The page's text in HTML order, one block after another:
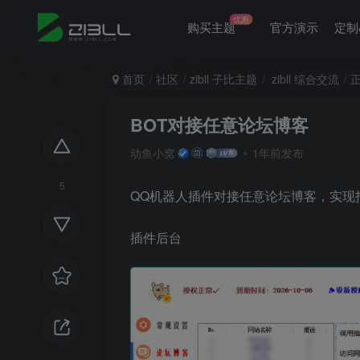
购买主题优惠 官方演示 定
5
首页 社区 zibll 子比主题 zibll 综合交流
BOT对接任意论坛博客
动鱼小窝 1年前发布
QQ机器人插件对接任意论坛博客，实
插件后台